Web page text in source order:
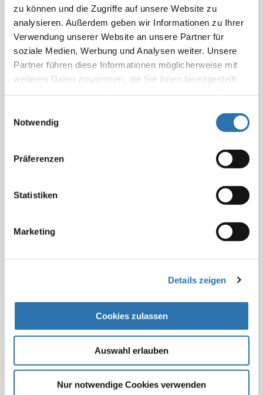
zu können und die Zugriffe auf unsere Website zu
analysieren. Außerdem geben wir Informationen zu Ihrer
Verwendung unserer Website an unsere Partner für
soziale Medien, Werbung und Analysen weiter. Unsere
Partner führen diese Informationen möglicherweise mit
weiteren Daten zusammen, die Sie ihnen bereitgestellt
Cookies, wenn Sie unsere Webseite weiterhin
Notwendig
Präferenzen
Statistiken
Marketing
Details zeigen
Cookies zulassen
Auswahl erlauben
Nur notwendige Cookies verwenden
Bundesärztekammer, betont:
„Die Schulen bieten ideale Voraussetzungen, um
Gesundheitskompetenz schon im frühen Alter
systematisch zu fördern. Wir brauchen Lehrplaninhalte
zu zentralen Gesundheitsthemen. Wichtig ist zudem,
werden. Wir schlagen daher eine neue
Präventionsstrategie der ‚Digitalen Balance‘ vor, die in
regionalen Präventionsketten aufgenommen wird. Wir
Dafür müssen wir ihnen helfen, mit digitalen Medien
Elternhaus, Gesundheitssystem und Politik
Anne-Kathrin Klemm, Vorständin beim BKK
uns nicht in die Wiege gelegt. Sie muss aktiv erlernt
und gelebt werden – und zwar so früh wie möglich. Wir
leben heute in einer Zeit, in der Informationen zu
Gesundheit und Krankheit kaum von Desinformationen
zu unterscheiden sind. Es ist wichtig, dass Kinder und
Jugendliche lernen, diese Informationen einzuordnen